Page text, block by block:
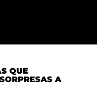
QUE
A